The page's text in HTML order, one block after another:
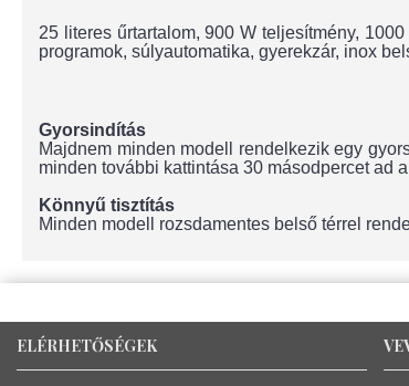
25 literes űrtartalom, 900 W teljesítmény,
programok, súlyautomatika, gyerekzár, inox
Gyorsindítás
Majdnem minden modell rendelkezik egy
minden további kattintása 30 másodpercet ad
Könnyű tisztítás
Minden modell rozsdamentes belső térrel
ELÉRHETŐSÉGEK